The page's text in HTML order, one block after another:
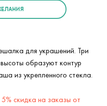
для украшений. Три
образуют контур
из укрепленного стекла.
5% скидка на заказы от